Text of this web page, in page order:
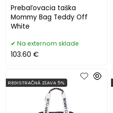
Prebaľovacia taška
Mommy Bag Teddy Off
White
Na externom sklade
103.60 €
REGISTRAČNÁ ZĽAVA 5%